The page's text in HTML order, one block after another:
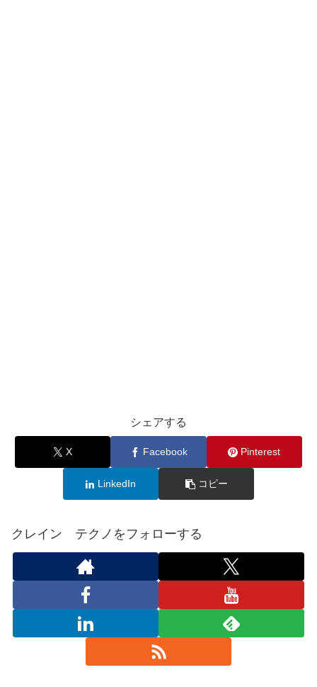
シェアする
X Facebook Pinterest
LinkedIn コピー
クレイン テクノをフォローする